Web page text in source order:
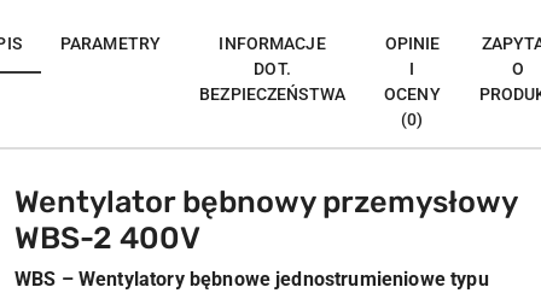
PARAMETRY
INFORMACJE
DOT.
BEZPIECZEŃSTWA
OPINIE
I
OCENY
(0)
O
Wentylator bębnowy przemysłowy
WBS-2 400V
WBS – Wentylatory bębnowe jednostrumieniowe typu